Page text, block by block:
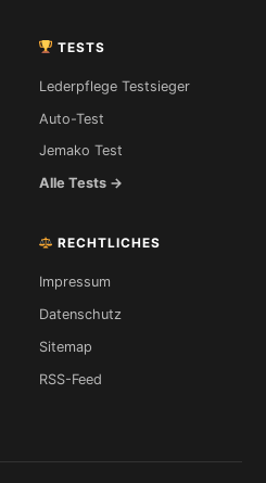
TESTS
Lederpflege Testsieger
Auto-Test
Jemako Test
Alle Tests →
RECHTLICHES
Impressum
Datenschutz
Sitemap
RSS-Feed